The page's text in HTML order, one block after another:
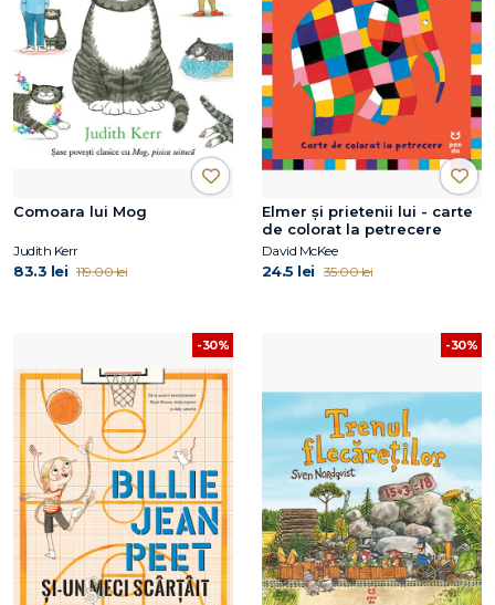
Comoara lui Mog
Judith Kerr
83.3 lei 119.00 lei
Elmer și prietenii lui - carte
de colorat la petrecere
David McKee
24.5 lei 35.00 lei
-30% -30%